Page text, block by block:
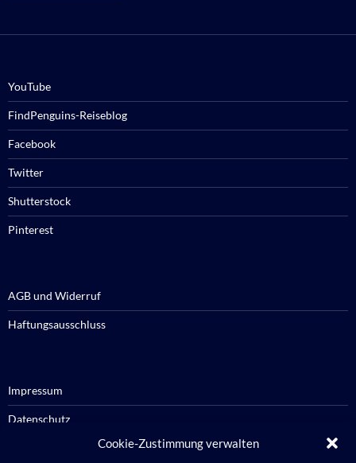
Cookie-Zustimmung verwalten
YouTube
FindPenguins-Reiseblog
Facebook
Twitter
Shutterstock
Pinterest
AGB und Widerruf
Haftungsausschluss
Impressum
Datenschutz
Cookie-Richtlinie / Cookie policy